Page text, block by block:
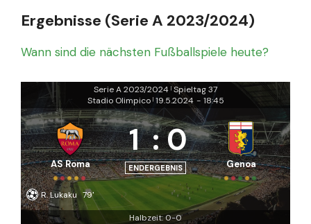
Ergebnisse (Serie A 2023/2024)
Wann sind die nächsten Fußballspiele heute?
Serie A 2023/2024 | Spieltag 37
Stadio Olimpico | 19.5.2024 - 18:45
AS Roma
1 :0
ENDERGEBNIS Genoa
R. Lukaku 79'
Halbzeit: 0-0